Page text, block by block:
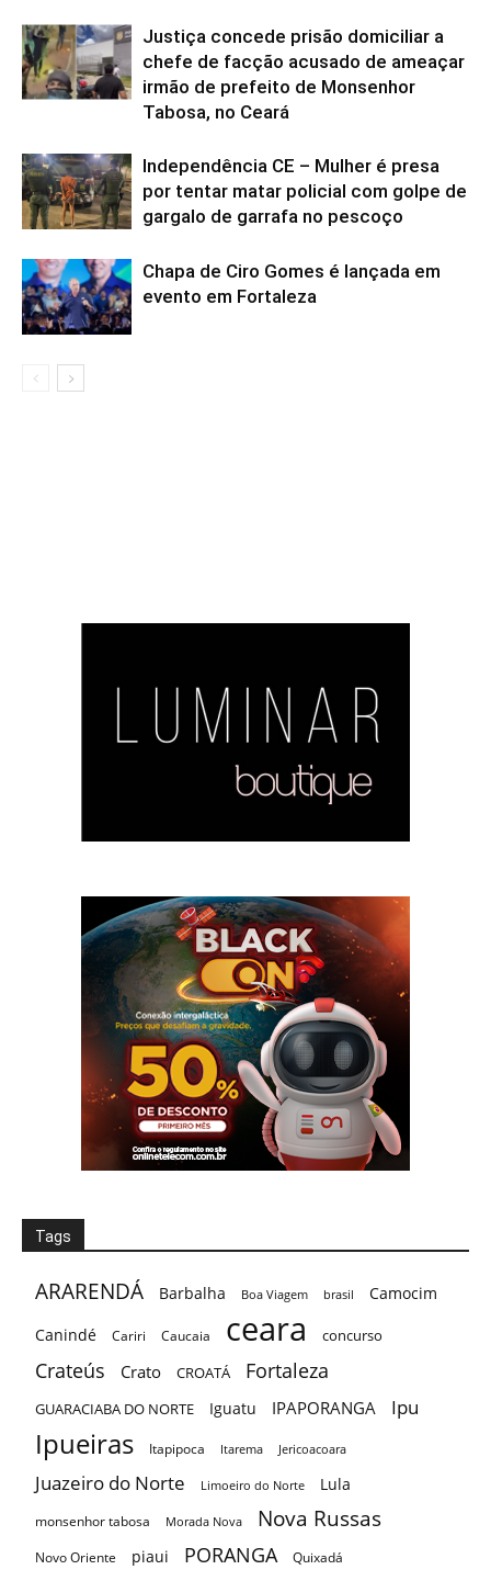
Justiça concede prisão domiciliar a
chefe de facção acusado de ameaçar
irmão de prefeito de Monsenhor
Tabosa, no Ceará
Independência CE – Mulher é presa
por tentar matar policial com golpe de
gargalo de garrafa no pescoço
Chapa de Ciro Gomes é lançada em
evento em Fortaleza
Tags
ARARENDÁ Barbalha Boa Viagem brasil
Camocim
Canindé
Cariri Caucaia ceara concurso
Crateús Crato CROATÁ Fortaleza
GUARACIABA DO NORTE Iguatu IPAPORANGA Ipu
Ipueiras Itapipoca Itarema Jericoacoara
Juazeiro do Norte Limoeiro do Norte Lula
monsenhor tabosa Morada Nova Nova Russas
Novo Oriente piaui PORANGA
Quixadá